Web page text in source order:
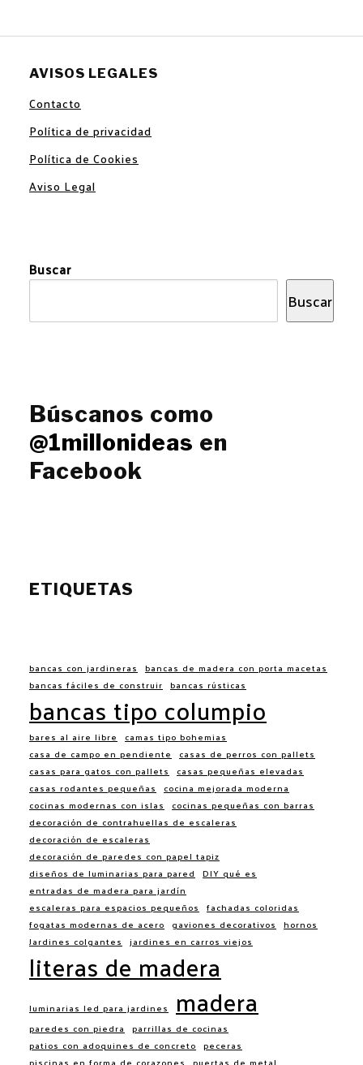
AVISOS LEGALES
Contacto
Política de privacidad
Política de Cookies
Aviso Legal
Buscar
Buscar
Búscanos como
@1millonideas en
Facebook
ETIQUETAS
bancas con jardineras bancas de madera con porta macetas
bancas fáciles de construir bancas rústicas
bancas tipo columpio
bares al aire libre
camas tipo bohemias
casa de campo en pendiente
casas de perros con pallets
casas para gatos con pallets
casas pequeñas elevadas
casas rodantes pequeñas
cocina mejorada moderna
cocinas modernas con islas
cocinas pequeñas con barras
decoración de contrahuellas de escaleras
decoración de escaleras
decoración de paredes con papel tapiz
diseños de luminarias para pared DIY qué es
entradas de madera para jardín
escaleras para espacios pequeños fachadas coloridas
fogatas modernas de acero gaviones decorativos hornos
Jardines colgantes jardines en carros viejos
literas de madera
luminarias led para jardines madera
paredes con piedra parrillas de cocinas
patios con adoquines de concreto peceras
piscinas en forma de corazones puertas de metal